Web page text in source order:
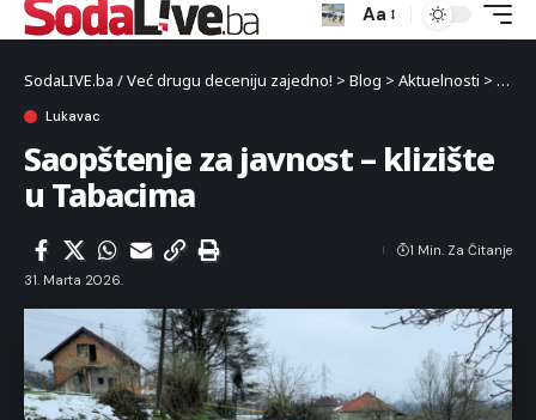
Aa
SodaLIVE.ba / Već drugu deceniju zajedno! > Blog > Aktuelnosti >
Lukavac
Saopštenje za javnost – klizište
u Tabacima
31. Marta 2026.
1 Min. Za Čitanje